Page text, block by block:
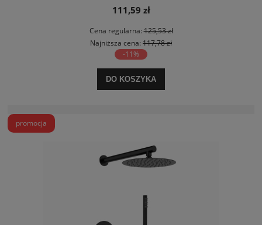
111,59 zł
Cena regularna:125,53 zł
Najniższa cena: 117,78 zł
-11%
DO KOSZYKA
promocja